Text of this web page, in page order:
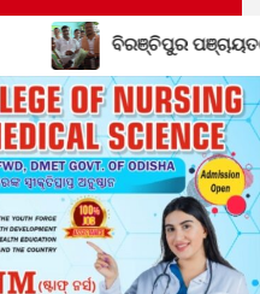
ପଞ୍ଚାୟତରେ ବିଜେଡିର ଶକ୍ତି